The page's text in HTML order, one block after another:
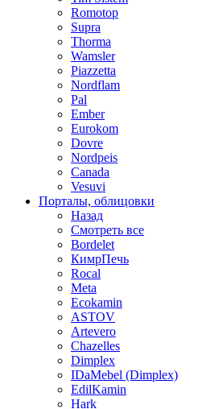
Romotop
Supra
Thorma
Wamsler
Piazzetta
Nordflam
Pal
Ember
Eurokom
Dovre
Nordpeis
Canada
Vesuvi
Порталы, облицовки
Назад
Смотреть все
Bordelet
КимрПечь
Rocal
Meta
Ecokamin
ASTOV
Artevero
Chazelles
Dimplex
IDaMebel (Dimplex)
EdilKamin
Hark